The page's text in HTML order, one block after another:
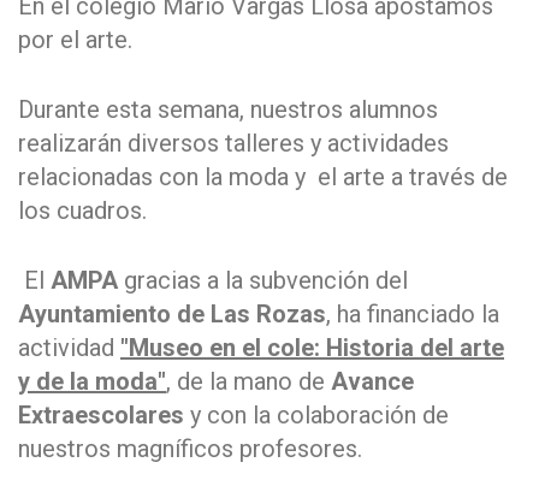
En el colegio Mario Vargas Llosa apostamos
por el arte.
Durante esta semana, nuestros alumnos
realizarán diversos talleres y actividades
relacionadas con la moda y el arte a través de
los cuadros.
El AMPA gracias a la subvención del
Ayuntamiento de Las Rozas, ha financiado la
actividad "Museo en el cole: Historia del arte
y de la moda", de la mano de Avance
Extraescolares y con la colaboración de
nuestros magníficos profesores.